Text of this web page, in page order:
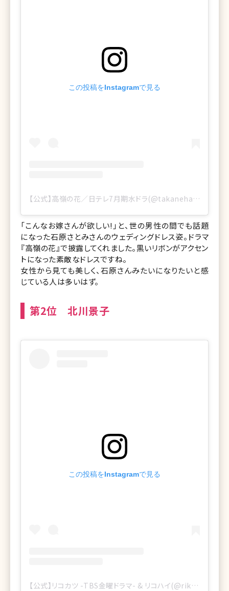
この投稿をInstagramで見る
【公式】高嶺の花／日テレ7月期水ドラ(@takanehana_ntv)がシェアした投稿
「こんなお嫁さんが欲しい!」と、世の男性の間でも話題
になった石原さとみさんのウェディングドレス姿。ドラマ
『高嶺の花』で披露してくれました。黒いリボンがアクセン
トになった素敵なドレスですね。
女性から見ても美しく、石原さんみたいになりたいと感
じている人は多いはず。
第2位 北川景子
この投稿をInstagramで見る
【公式】リコカツ -TBS金曜ドラマ- & リコハイ(@rikokatsu_tbs)がシェアした投稿